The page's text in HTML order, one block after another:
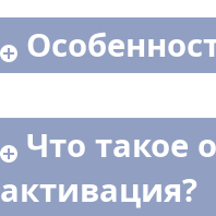
Что такое
активация?